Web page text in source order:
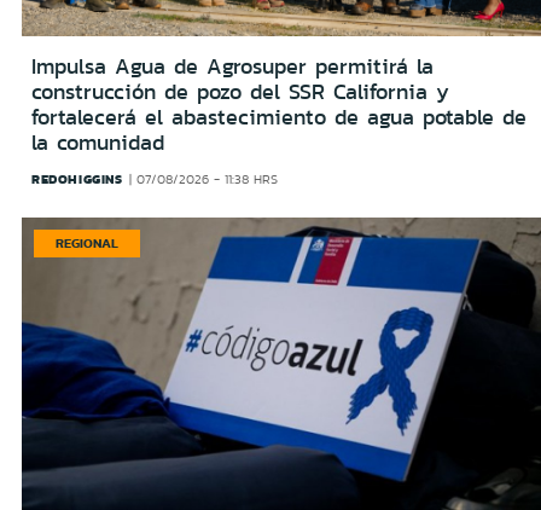
Impulsa Agua de Agrosuper permitirá la
construcción de pozo del SSR California y
fortalecerá el abastecimiento de agua potable de
la comunidad
REDOHIGGINS 07/08/2026 - 11:38 HRS
REGIONAL